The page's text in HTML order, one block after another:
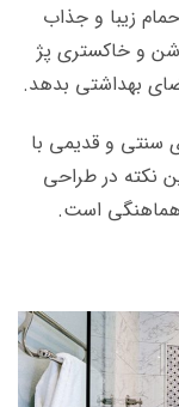
زیبا و جذاب
و خاکستری پژ
بهداشتی بدهد.
سنتی و قدیمی با
نکته در طراحی
است.